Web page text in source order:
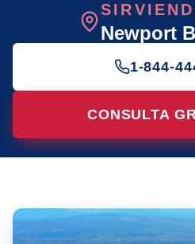
Newport
1-844-
CONSULTA